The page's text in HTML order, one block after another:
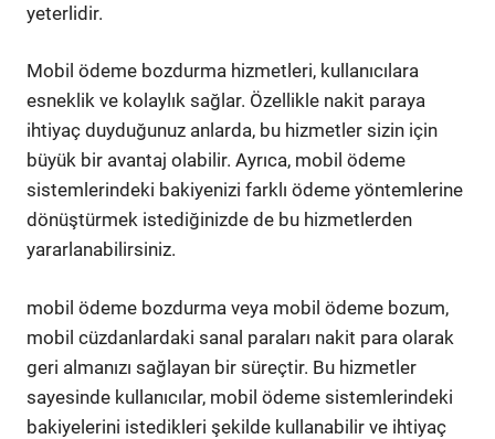
yeterlidir.
Mobil ödeme bozdurma hizmetleri, kullanıcılara
esneklik ve kolaylık sağlar. Özellikle nakit paraya
ihtiyaç duyduğunuz anlarda, bu hizmetler sizin için
büyük bir avantaj olabilir. Ayrıca, mobil ödeme
sistemlerindeki bakiyenizi farklı ödeme yöntemlerine
dönüştürmek istediğinizde de bu hizmetlerden
yararlanabilirsiniz.
mobil ödeme bozdurma veya mobil ödeme bozum,
mobil cüzdanlardaki sanal paraları nakit para olarak
geri almanızı sağlayan bir süreçtir. Bu hizmetler
sayesinde kullanıcılar, mobil ödeme sistemlerindeki
bakiyelerini istedikleri şekilde kullanabilir ve ihtiyaç